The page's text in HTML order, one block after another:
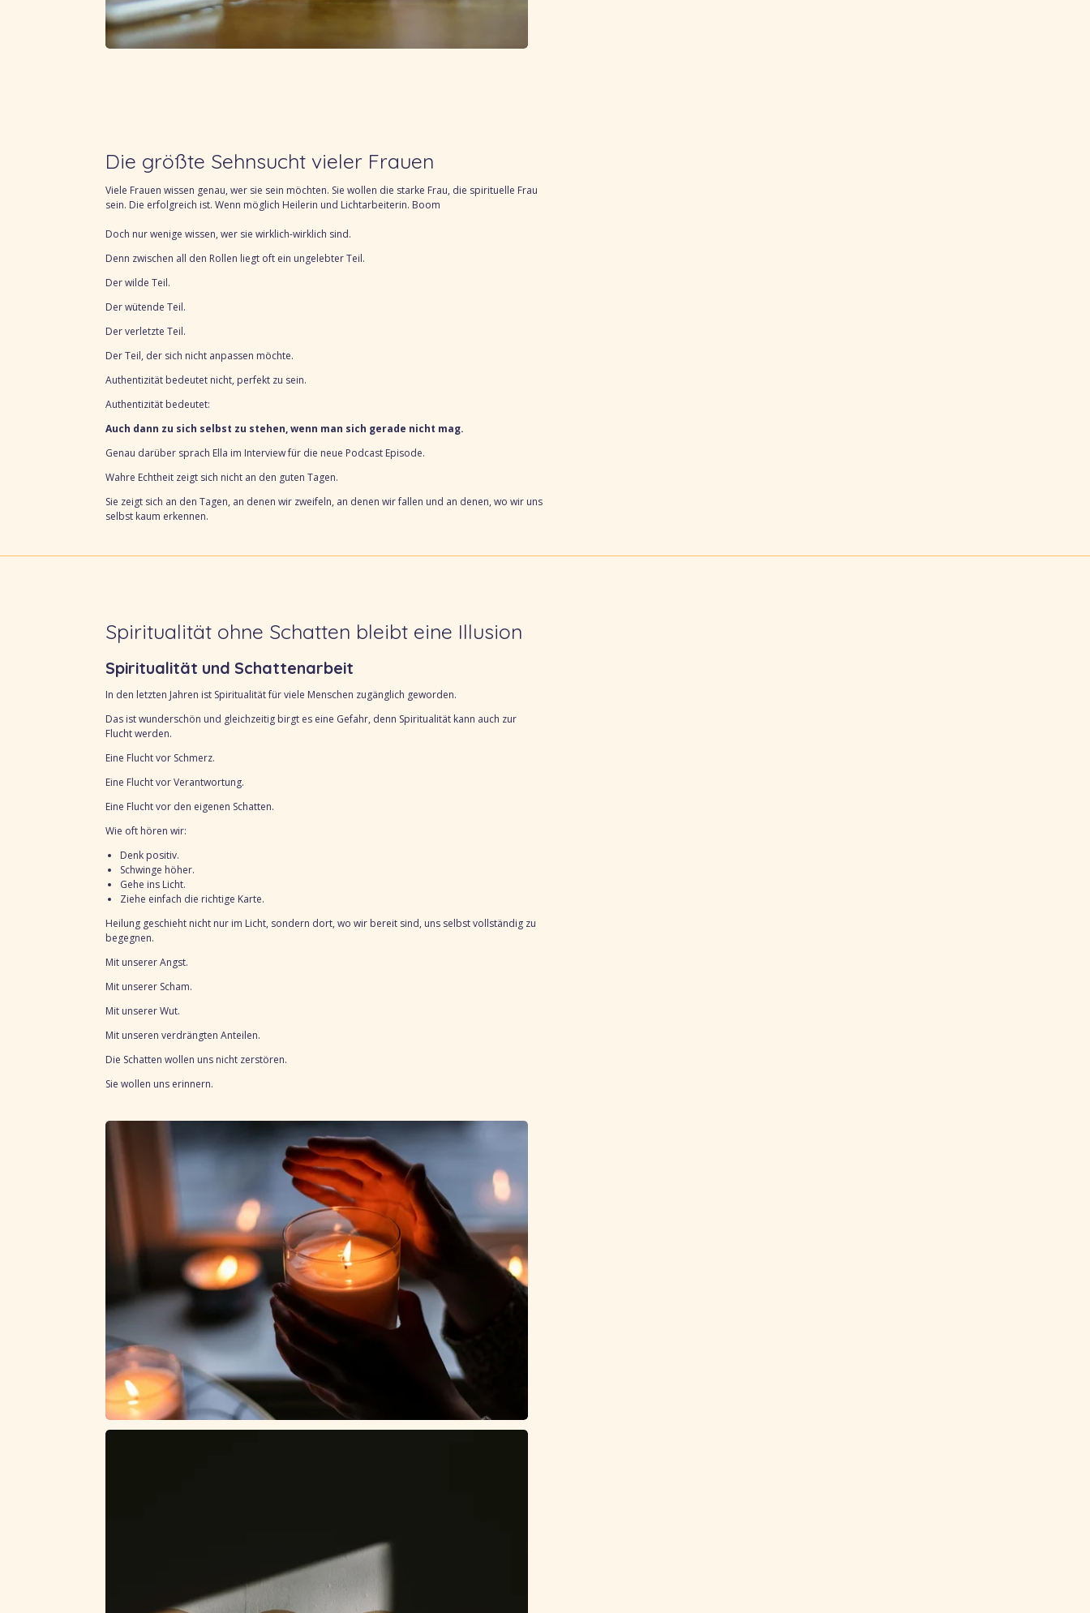
Die größte Sehnsucht vieler Frauen
Viele Frauen wissen genau, wer sie sein möchten. Sie wollen die starke Frau, die spirituelle Frau
sein. Die erfolgreich ist. Wenn möglich Heilerin und Lichtarbeiterin. Boom
Doch nur wenige wissen, wer sie wirklich-wirklich sind.
Denn zwischen all den Rollen liegt oft ein ungelebter Teil.
Der wilde Teil.
Der wütende Teil.
Der verletzte Teil.
Der Teil, der sich nicht anpassen möchte.
Authentizität bedeutet nicht, perfekt zu sein.
Authentizität bedeutet:
Auch dann zu sich selbst zu stehen, wenn man sich gerade nicht mag.
Genau darüber sprach Ella im Interview für die neue Podcast Episode.
Wahre Echtheit zeigt sich nicht an den guten Tagen.
Sie zeigt sich an den Tagen, an denen wir zweifeln, an denen wir fallen und an denen, wo wir uns
selbst kaum erkennen.
Spiritualität ohne Schatten bleibt eine Illusion
Spiritualität und Schattenarbeit
In den letzten Jahren ist Spiritualität für viele Menschen zugänglich geworden.
Das ist wunderschön und gleichzeitig birgt es eine Gefahr, denn Spiritualität kann auch zur
Flucht werden.
Eine Flucht vor Schmerz.
Eine Flucht vor Verantwortung.
Eine Flucht vor den eigenen Schatten.
Wie oft hören wir:
Denk positiv.
Schwinge höher.
Gehe ins Licht.
Ziehe einfach die richtige Karte.
Heilung geschieht nicht nur im Licht, sondern dort, wo wir bereit sind, uns selbst vollständig zu
begegnen.
Mit unserer Angst.
Mit unserer Scham.
Mit unserer Wut.
Mit unseren verdrängten Anteilen.
Die Schatten wollen uns nicht zerstören.
Sie wollen uns erinnern.